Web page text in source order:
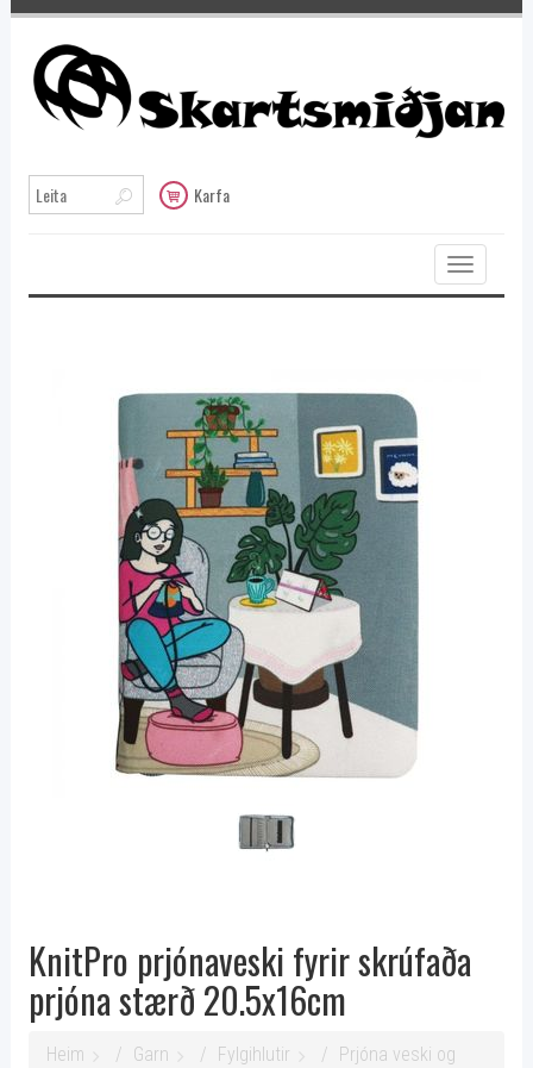
Karfa
Toggle
navigation
KnitPro prjónaveski fyrir skrúfaða
prjóna stærð 20.5x16cm
Heim Garn Fylgihlutir
Prjóna veski og